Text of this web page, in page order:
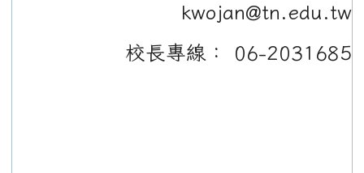
kwojan@tn.edu.tw
校長專線： 06-2031685